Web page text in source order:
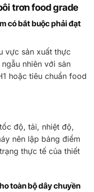
trơn food grade
có bắt buộc phải đạt
vực sản xuất thực
nhiên với sản
hoặc tiêu chuẩn food
độ, tải, nhiệt độ,
nên lập bảng điểm
thực tế của thiết
toàn bộ dây chuyền